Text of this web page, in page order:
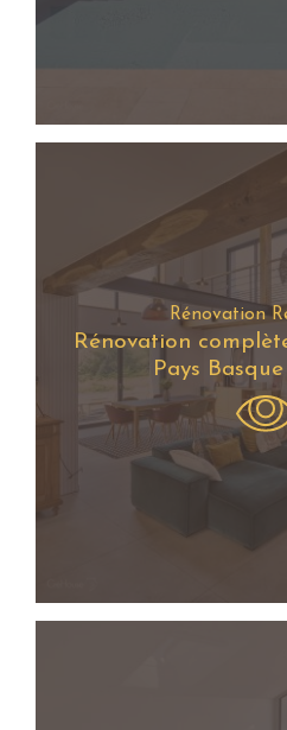
Rénovation
Rénovation
Pays